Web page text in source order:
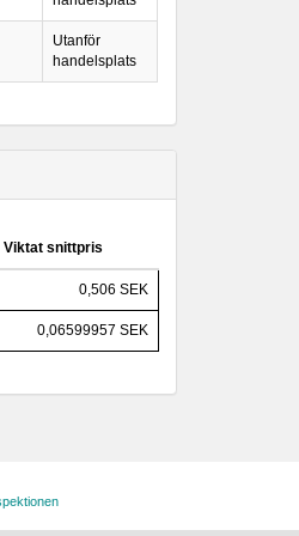
Utanför
handelsplats
Viktat snittpris
0,506 SEK
0,06599957 SEK